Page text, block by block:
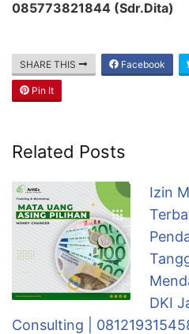
085773821844 (Sdr.Dita)
SHARE THIS Facebook
Pin It
Related Posts
Izin
DKI
Consulting |